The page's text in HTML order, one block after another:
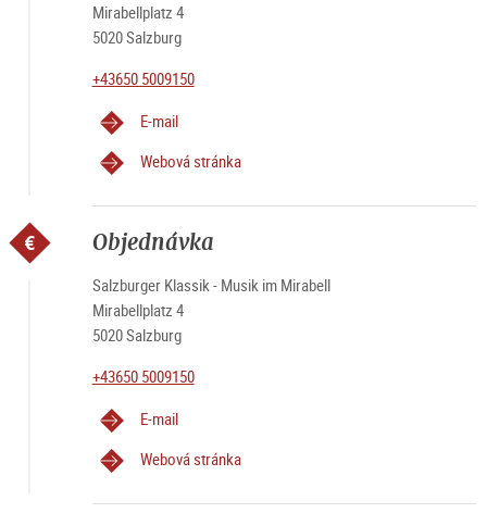
Mirabellplatz 4
5020 Salzburg
+43650 5009150
E-mail
Webová stránka
Objednávka
Salzburger Klassik - Musik im Mirabell
Mirabellplatz 4
5020 Salzburg
+43650 5009150
E-mail
Webová stránka